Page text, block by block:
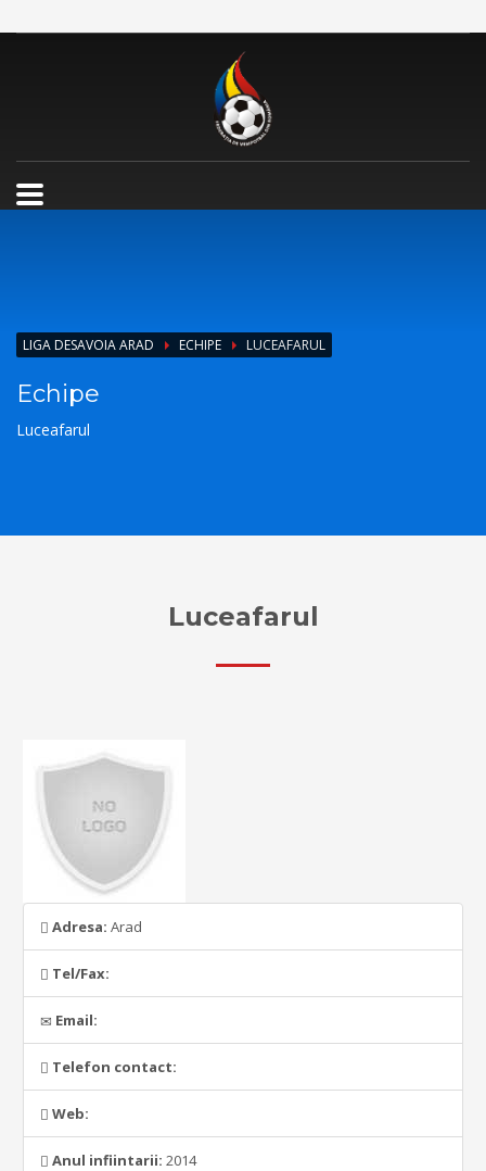
LIGA DESAVOIA ARAD ECHIPE LUCEAFARUL
Echipe
Luceafarul
Luceafarul
Adresa: Arad
Tel/Fax:
Email:
Telefon contact:
Web:
Anul infiintarii: 2014